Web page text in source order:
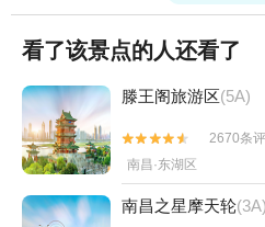
看了该景点的人还看了
滕王阁旅游区(5A)


2670条
南昌·东湖区
南昌之星摩天轮(3A)